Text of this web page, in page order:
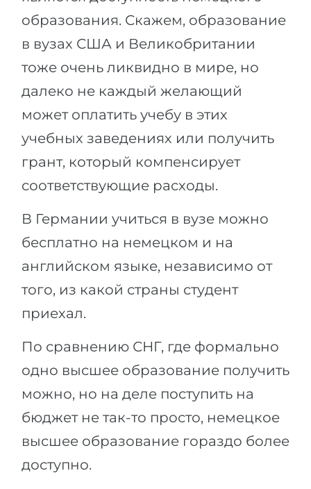
образования. Скажем, образование
в вузах США и Великобритании
тоже очень ликвидно в мире, но
далеко не каждый желающий
может оплатить учебу в этих
учебных заведениях или получить
грант, который компенсирует
соответствующие расходы.
В Германии учиться в вузе можно
бесплатно на немецком и на
английском языке, независимо от
того, из какой страны студент
приехал.
По сравнению СНГ, где формально
одно высшее образование получить
можно, но на деле поступить на
бюджет не так-то просто, немецкое
высшее образование гораздо более
доступно.